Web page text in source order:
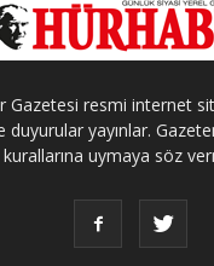
Gazetesi resmi internet
duyurular yayınlar.
kurallarına uymaya söz